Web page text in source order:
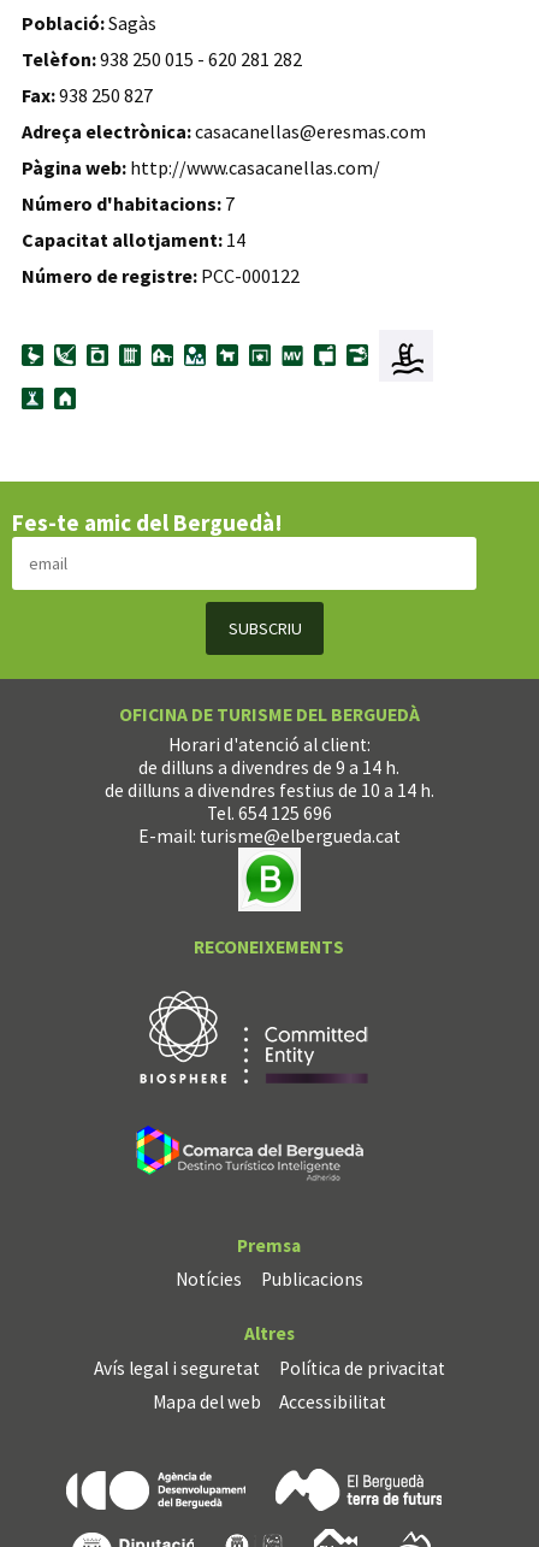
Població:Sagàs
Telèfon:938 250 015 - 620 281 282
Fax:938 250 827
Adreça electrònica:casacanellas@eresmas.com
Pàgina web: http://www.casacanellas.com/
Número d'habitacions: 7
Capacitat allotjament: 14
Número de registre: PCC-000122
Fes-te amic del Berguedà!
OFICINA DE TURISME DEL BERGUEDÀ
Horari d'atenció al client:
de dilluns a divendres de 9 a 14 h.
de dilluns a divendres festius de 10 a 14 h.
Tel. 654 125 696
E-mail: turisme@elbergueda.cat
RECONEIXEMENTS
Premsa
Notícies
Publicacions
Altres
Avís legal i seguretat
Política de privacitat
Mapa del web
Accessibilitat